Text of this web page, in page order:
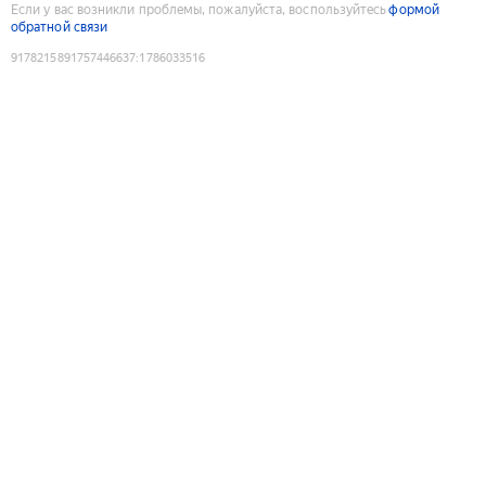
Если у вас возникли проблемы, пожалуйста, воспользуйтесьформой
обратной связи
9178215891757446637:1786033516